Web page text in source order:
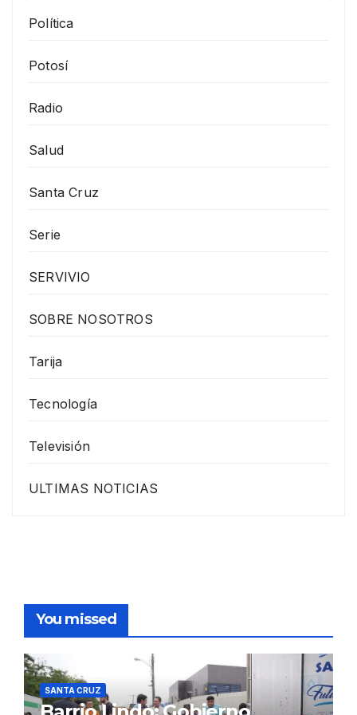
Política
Potosí
Radio
Salud
Santa Cruz
Serie
SERVIVIO
SOBRE NOSOTROS
Tarija
Tecnología
Televisión
ULTIMAS NOTICIAS
You missed
SANTA CRUZ